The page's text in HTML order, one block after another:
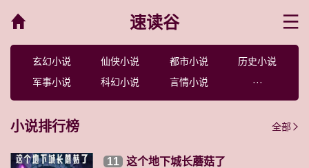
速读谷
玄幻小说 仙侠小说 都市小说
历史小说
军事小说
科幻小说 言情小说 ···
小说排行榜 全部
11 这个地下城长蘑菇了